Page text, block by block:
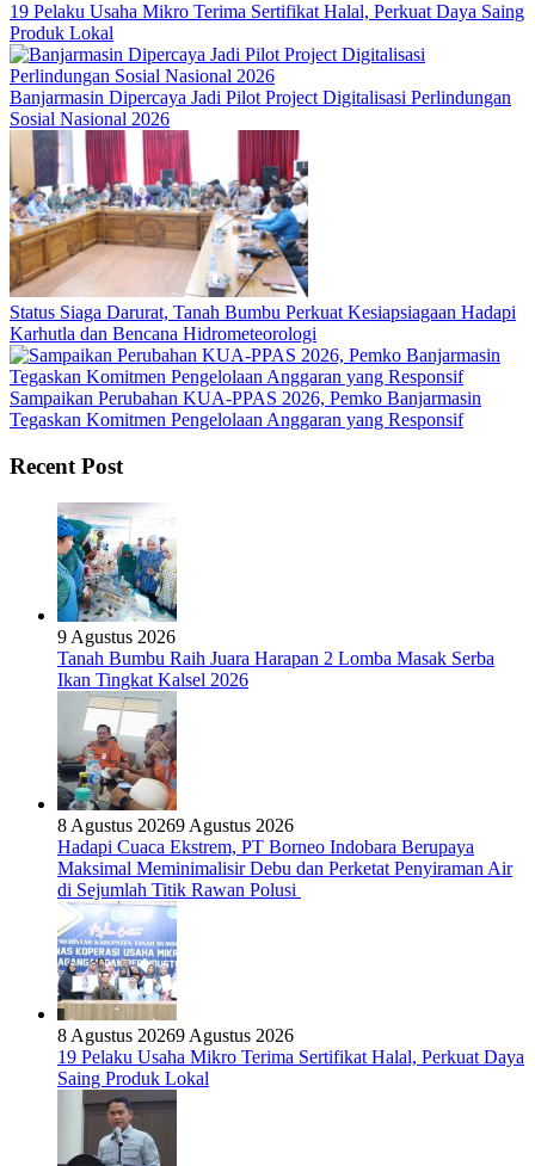
19 Pelaku Usaha Mikro Terima Sertifikat Halal, Perkuat Daya Saing
Produk Lokal
Banjarmasin Dipercaya Jadi Pilot Project Digitalisasi Perlindungan
Sosial Nasional 2026
Status Siaga Darurat, Tanah Bumbu Perkuat Kesiapsiagaan Hadapi
Karhutla dan Bencana Hidrometeorologi
Sampaikan Perubahan KUA-PPAS 2026, Pemko Banjarmasin
Tegaskan Komitmen Pengelolaan Anggaran yang Responsif
Recent Post
9 Agustus 2026
Tanah Bumbu Raih Juara Harapan 2 Lomba Masak Serba
Ikan Tingkat Kalsel 2026
8 Agustus 20269 Agustus 2026
Hadapi Cuaca Ekstrem, PT Borneo Indobara Berupaya
Maksimal Meminimalisir Debu dan Perketat Penyiraman Air
di Sejumlah Titik Rawan Polusi
8 Agustus 20269 Agustus 2026
19 Pelaku Usaha Mikro Terima Sertifikat Halal, Perkuat Daya
Saing Produk Lokal